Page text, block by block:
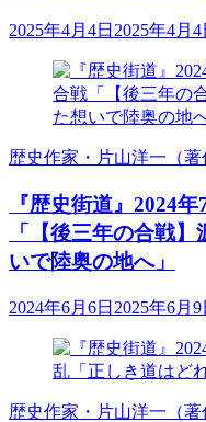
2025年4月4日 2025年4月4
歴史作家・片山洋一（著
『歴史街道』2024
「【後三年の合戦
いで陸奥の地へ」
2024年6月6日 2025年6月9
歴史作家・片山洋一（著